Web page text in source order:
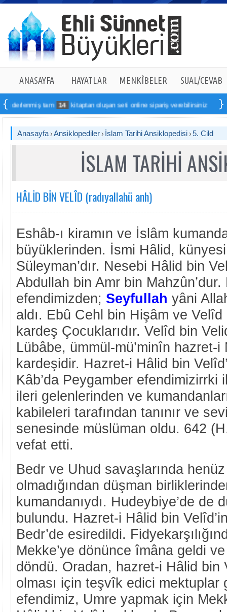
ANASAYFA HAYATLAR MENKÎBELER SUAL/CEVAB
tam 14 kitaptan oluşan seti online sipariş verebilirsiniz
Anasayfa Ansiklopediler İslam Tarihi Ansiklopedisi 5. Cild
İSLAM TARİHİ
HÂLİD BİN VELÎD (radıyallahü anh)
Eshâb-ı kiramın ve İslâm
büyüklerinden. İsmi Hâlid,
Süleyman’dır. Nesebi Hâlid bin
Abdullah bin Amr bin
efendimizden; Seyfullah yâni
aldı. Ebû Cehl bin Hişâm ve
kardeş Çocuklarıdır. Velîd bin
Lübâbe, ümmül-mü’minîn hazret-i
kardeşidir. Hazret-i Hâlid bin
Kâb’da Peygamber efendimizirrki
ileri gelenlerinden ve
kabileleri tarafından tanınır ve
senesinde müslüman oldu. 642
vefat etti.
Bedr ve Uhud savaşlarında
olmadığından düşman
kumandanıydı. Hudeybiye’de de
bulundu. Hazret-i Hâlid bin
Bedr’de esiredildi.
Mekke’ye dönünce îmâna geldi
döndü. Oradan, hazret-i Hâlid bin
olması için teşvîk edici mektuplar
efendimiz, Umre yapmak için